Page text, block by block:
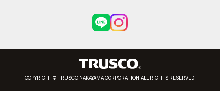
COPYRIGHT© TRUSCO NAKAYAMA CORPORATION.ALL RIGHTS RESERVED.